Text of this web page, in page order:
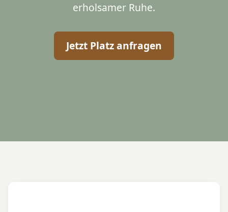
erholsamer Ruhe.
Jetzt Platz anfragen